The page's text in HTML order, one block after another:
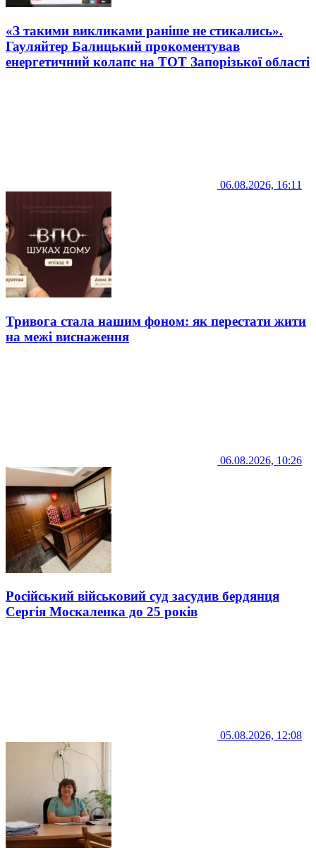
«З такими викликами раніше не стикались».
Гауляйтер Балицький прокоментував
енергетичний колапс на ТОТ Запорізької області
06.08.2026, 16:11
Тривога стала нашим фоном: як перестати жити
на межі виснаження
06.08.2026, 10:26
Російський військовий суд засудив бердянця
Сергія Москаленка до 25 років
05.08.2026, 12:08